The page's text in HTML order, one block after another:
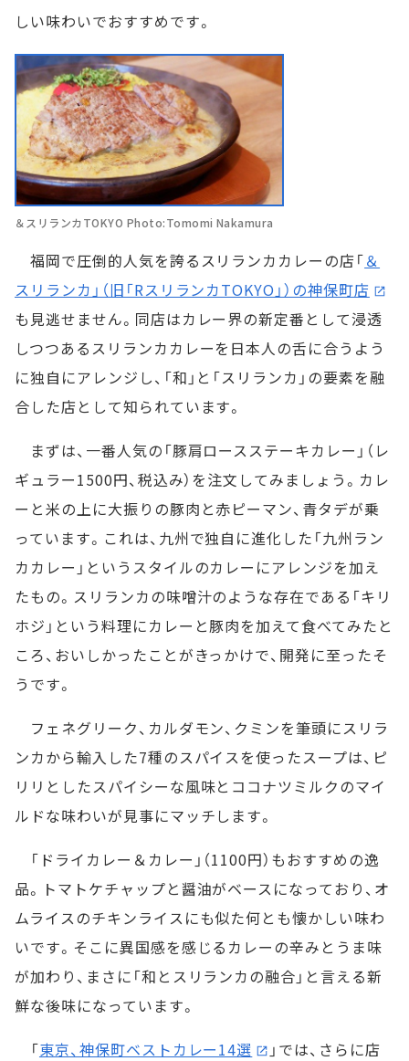
しい味わいでおすすめです。
＆スリランカTOKYO Photo:Tomomi Nakamura
福岡で圧倒的人気を誇るスリランカカレーの店「＆
スリランカ」（旧「RスリランカTOKYO」）の神保町店
も見逃せません。同店はカレー界の新定番として浸透
しつつあるスリランカカレーを日本人の舌に合うよう
に独自にアレンジし、「和」と「スリランカ」の要素を融
合した店として知られています。
まずは、一番人気の「豚肩ロースステーキカレー」（レ
ギュラー1500円、税込み）を注文してみましょう。カレ
ーと米の上に大振りの豚肉と赤ピーマン、青タデが乗
っています。これは、九州で独自に進化した「九州ラン
カカレー」というスタイルのカレーにアレンジを加え
たもの。スリランカの味噌汁のような存在である「キリ
ホジ」という料理にカレーと豚肉を加えて食べてみたと
ころ、おいしかったことがきっかけで、開発に至ったそ
うです。
フェネグリーク、カルダモン、クミンを筆頭にスリラ
ンカから輸入した7種のスパイスを使ったスープは、ピ
リリとしたスパイシーな風味とココナツミルクのマイ
ルドな味わいが見事にマッチします。
「ドライカレー＆カレー」（1100円）もおすすめの逸
品。トマトケチャップと醤油がベースになっており、オ
ムライスのチキンライスにも似た何とも懐かしい味わ
いです。そこに異国感を感じるカレーの辛みとうま味
が加わり、まさに「和とスリランカの融合」と言える新
鮮な後味になっています。
「東京、神保町ベストカレー14選
」では、さらに店